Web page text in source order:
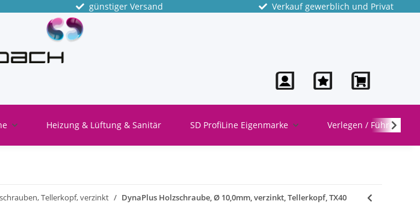
günstiger Versand Verkauf gewerblich und Privat
Heizung & Lüftung & Sanitär SD ProfiLine Eigenmarke Verlegen / Führen
Tellerkopf, verzinkt DynaPlus Holzschraube, Ø 10,0mm, verzinkt, Tellerkopf, TX40